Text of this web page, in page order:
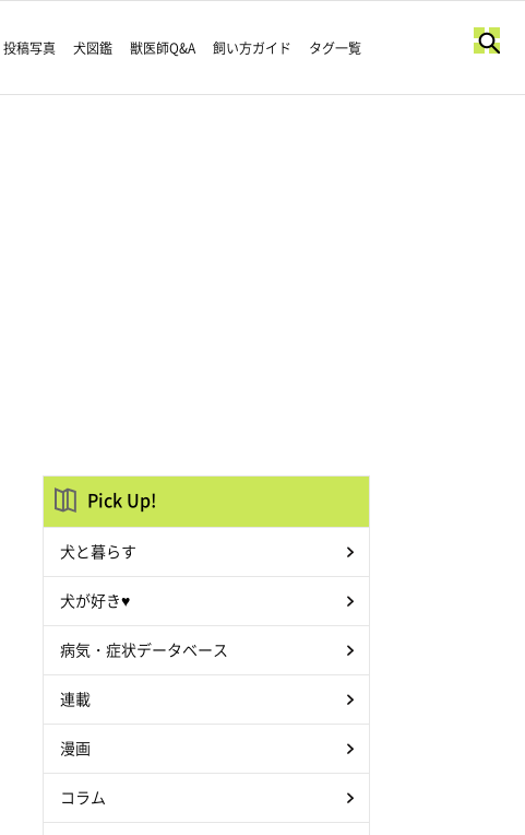
投稿写真 犬図鑑 獣医師Q&A 飼い方ガイド タグ一覧
Pick Up!
犬と暮らす
犬が好き♥
病気・症状データベース
連載
漫画
コラム